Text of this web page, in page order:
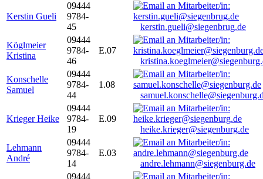
Kerstin Gueli
09444
9784-
45
kerstin.gueli@siegenbrug.de
Köglmeier
Kristina
09444
9784-
46
E.07
Konschelle
Samuel
09444
9784-
44
1.08
Krieger Heike
09444
9784-
19
E.09
heike.krieger@siegenburg.de
Lehmann
André
09444
9784-
14
E.03
andre.lehmann@siegenburg.de
09444